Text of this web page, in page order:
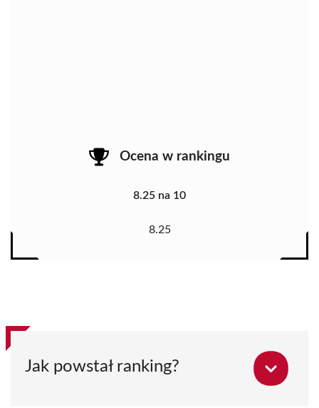
Ocena w rankingu
8.25 na 10
8.25
Jak powstał ranking?